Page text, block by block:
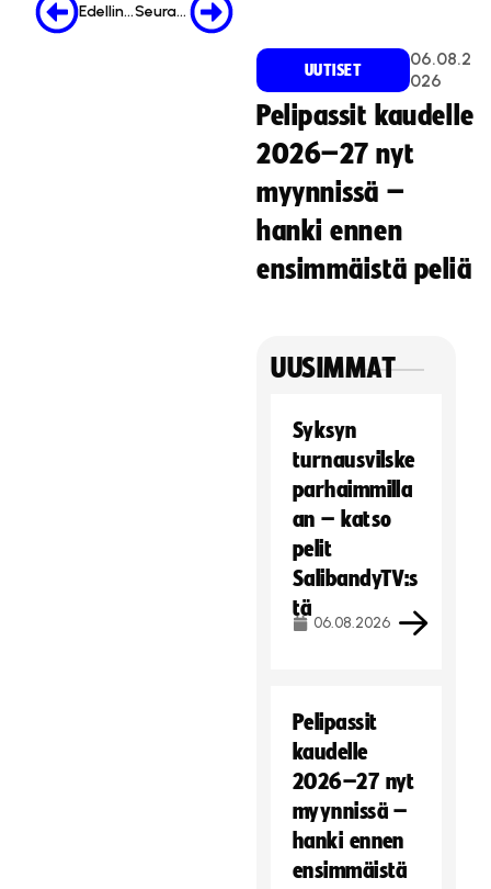
n
Hyväksy markkinointievästeet
Edellinen Seuraava
UUTISET
06.08.2
026
Pelipassit kaudelle
2026–27 nyt
myynnissä –
hanki ennen
ensimmäistä peliä
UUSIMMAT
Syksyn
turnausvilske
parhaimmilla
an – katso
pelit
SalibandyTV:s
tä
06.08.2026
Pelipassit
kaudelle
2026–27 nyt
myynnissä –
hanki ennen
ensimmäistä